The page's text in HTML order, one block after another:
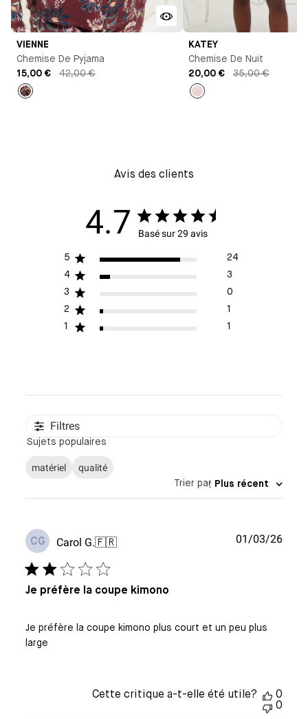
VIENNE
Chemise De Pyjama
15,00 €
42,00 €
KATEY
Chemise De Nuit
20,00 €
35,00 €
Avis des clients
4.7 Basé sur 29 avis
5
24
4
3
3
0
2
1
1
1
Filtres
Sujets populaires
matériel qualité
Trier par: Plus récent
CG Carol G.🇫🇷
Je préfère la coupe kimono
Je préfère la coupe kimono plus court et un peu plus
large
Date
01/03/26
Cette critique a-t-elle été utile?
0
0